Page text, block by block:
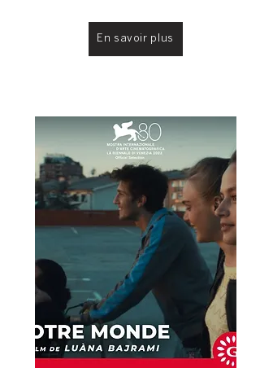
En savoir plus